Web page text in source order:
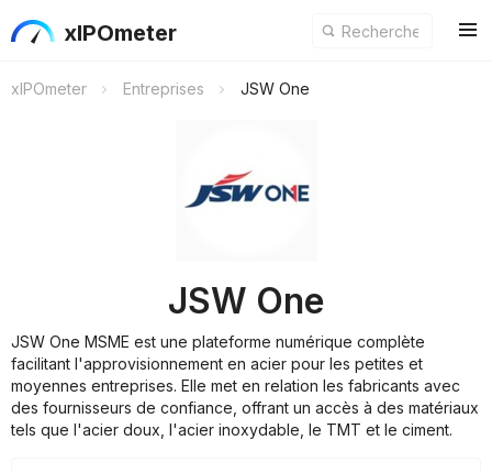
xIPOmeter
xIPOmeter Entreprises JSW One
JSW One
JSW One MSME est une plateforme numérique complète
facilitant l'approvisionnement en acier pour les petites et
moyennes entreprises. Elle met en relation les fabricants avec
des fournisseurs de confiance, offrant un accès à des matériaux
tels que l'acier doux, l'acier inoxydable, le TMT et le ciment.